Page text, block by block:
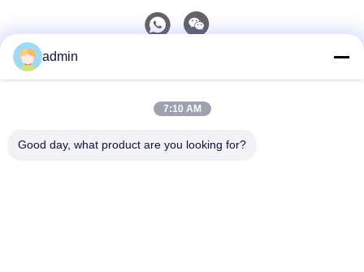
0086-551-65396351
admin
7:10 AM
Good day, what product are you looking for?